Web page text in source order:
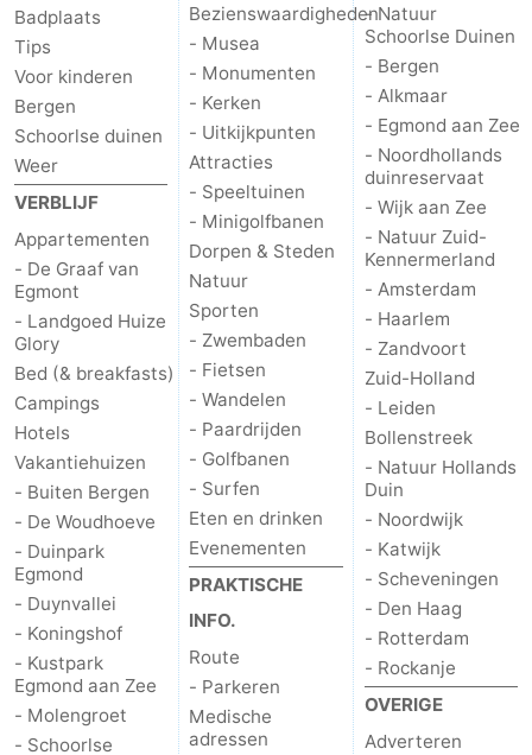
Badplaats
Tips
Voor kinderen
Bergen
Schoorlse duinen
Weer
VERBLIJF
Appartementen
- De Graaf van
Egmont
- Landgoed Huize
Glory
Bed (& breakfasts)
Campings
Hotels
Vakantiehuizen
- Buiten Bergen
- De Woudhoeve
- Duinpark
Egmond
- Duynvallei
- Koningshof
- Kustpark
Egmond aan Zee
- Molengroet
- Schoorlse
Bezienswaardigheden
- Musea
- Monumenten
- Kerken
- Uitkijkpunten
Attracties
- Speeltuinen
- Minigolfbanen
Dorpen & Steden
Natuur
Sporten
- Zwembaden
- Fietsen
- Wandelen
- Paardrijden
- Golfbanen
- Surfen
Eten en drinken
Evenementen
PRAKTISCHE
INFO.
Route
- Parkeren
Medische
adressen
- Natuur
Schoorlse Duinen
- Bergen
- Alkmaar
- Egmond aan Zee
- Noordhollands
duinreservaat
- Wijk aan Zee
- Natuur Zuid-
Kennermerland
- Amsterdam
- Haarlem
- Zandvoort
Zuid-Holland
- Leiden
Bollenstreek
- Natuur Hollands
Duin
- Noordwijk
- Katwijk
- Scheveningen
- Den Haag
- Rotterdam
- Rockanje
OVERIGE
Adverteren